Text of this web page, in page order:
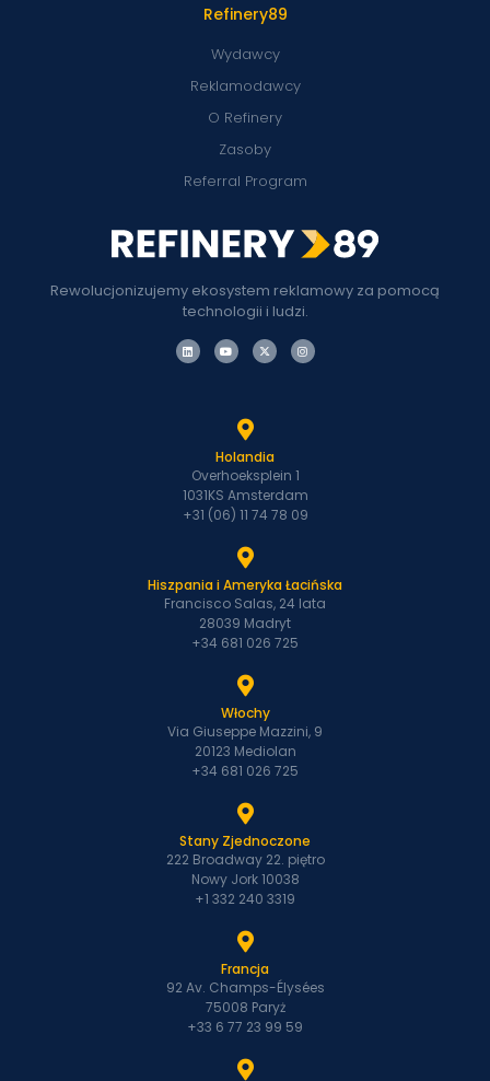
Rewolucjonizujemy ekosystem reklamowy za pomocą
technologii i ludzi.
Refinery89
Wydawcy
Reklamodawcy
O Refinery
Zasoby
Referral Program
Holandia
Overhoeksplein 1
1031KS Amsterdam
+31 (06) 11 74 78 09
Hiszpania i Ameryka Łacińska
Francisco Salas, 24 lata
28039 Madryt
+34 681 026 725
Włochy
Via Giuseppe Mazzini, 9
20123 Mediolan
+34 681 026 725
Stany Zjednoczone
222 Broadway 22. piętro
Nowy Jork 10038
+1 332 240 3319
Francja
92 Av. Champs-Élysées
75008 Paryż
+33 6 77 23 99 59